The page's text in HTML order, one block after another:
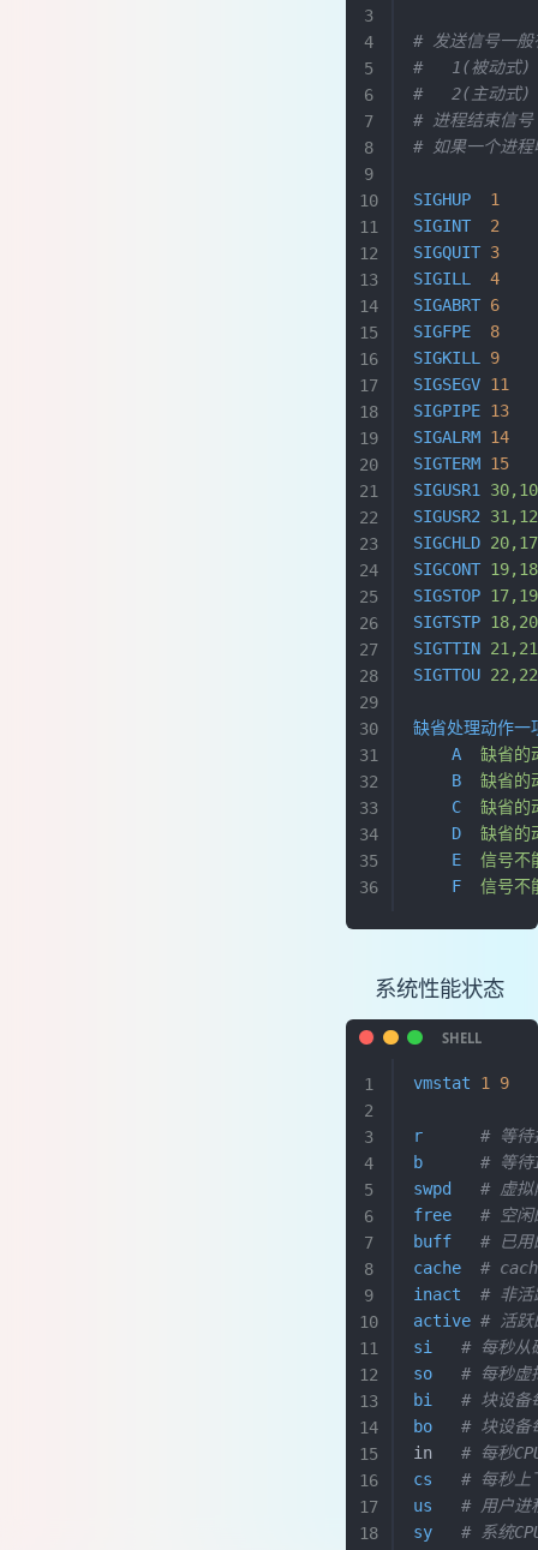
# 发送信号一
#   1(被动式)
#   2(主动式)
# 进程结束信号
# 如果一个进程
SIGHUP
  1
SIGINT
  2
SIGQUIT 3
SIGILL
  4
SIGABRT 6
SIGFPE
  8
SIGKILL
9
SIGSEGV 11
SIGPIPE 13
SIGALRM 14
SIGTERM 15
SIGUSR1
SIGUSR2
SIGCHLD
SIGCONT
SIGSTOP
SIGTSTP
SIGTTIN
SIGTTOU
缺省处理动作
    A
缺省的
    B
缺省的
    C
缺省的
    D
缺省的
    E
信号不
    F
信号不
系统性能状态
vmstat 1 9
r
# 等待
b
# 等待
swpd
# 虚拟
free
# 空闲
buff
# 已用
cache
#
inact
# 非活
active # 活跃
si
# 每秒从
so
# 每秒虚
bi
# 块设备
bo
# 块设备
in # 每秒
cs
# 每秒上
us
# 用户进
sy
# 系统